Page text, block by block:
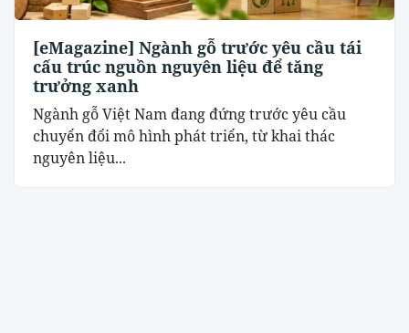
[eMagazine] Ngành gỗ trước yêu cầu tái
cấu trúc nguồn nguyên liệu để tăng
trưởng xanh
Ngành gỗ Việt Nam đang đứng trước yêu cầu
chuyển đổi mô hình phát triển, từ khai thác
nguyên liệu...